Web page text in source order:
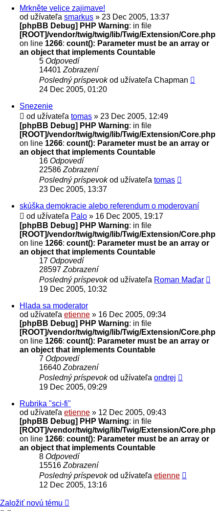
Mrkněte velice zajimave!
od užívateľa smarkus » 23 Dec 2005, 13:37
[phpBB Debug] PHP Warning: in file
[ROOT]/vendor/twig/twig/lib/Twig/Extension/Core.php
on line 1266: count(): Parameter must be an array or
an object that implements Countable
5 Odpovedí
14401 Zobrazení
Posledný príspevokod užívateľa Chapman
24 Dec 2005, 01:20
Snezenie
od užívateľa tomas » 23 Dec 2005, 12:49
[phpBB Debug] PHP Warning: in file
[ROOT]/vendor/twig/twig/lib/Twig/Extension/Core.php
on line 1266: count(): Parameter must be an array or
an object that implements Countable
16 Odpovedí
22586 Zobrazení
Posledný príspevokod užívateľa tomas
23 Dec 2005, 13:37
skúška demokracie alebo referendum o moderovaní
od užívateľa Palo » 16 Dec 2005, 19:17
[phpBB Debug] PHP Warning: in file
[ROOT]/vendor/twig/twig/lib/Twig/Extension/Core.php
on line 1266: count(): Parameter must be an array or
an object that implements Countable
17 Odpovedí
28597 Zobrazení
Posledný príspevokod užívateľa Roman Maďar
19 Dec 2005, 10:32
Hlada sa moderator
od užívateľa etienne » 16 Dec 2005, 09:34
[phpBB Debug] PHP Warning: in file
[ROOT]/vendor/twig/twig/lib/Twig/Extension/Core.php
on line 1266: count(): Parameter must be an array or
an object that implements Countable
7 Odpovedí
16640 Zobrazení
Posledný príspevokod užívateľa ondrej
19 Dec 2005, 09:29
Rubrika "sci-fi"
od užívateľa etienne » 12 Dec 2005, 09:43
[phpBB Debug] PHP Warning: in file
[ROOT]/vendor/twig/twig/lib/Twig/Extension/Core.php
on line 1266: count(): Parameter must be an array or
an object that implements Countable
8 Odpovedí
15516 Zobrazení
Posledný príspevokod užívateľa etienne
12 Dec 2005, 13:16
Založiť novú tému